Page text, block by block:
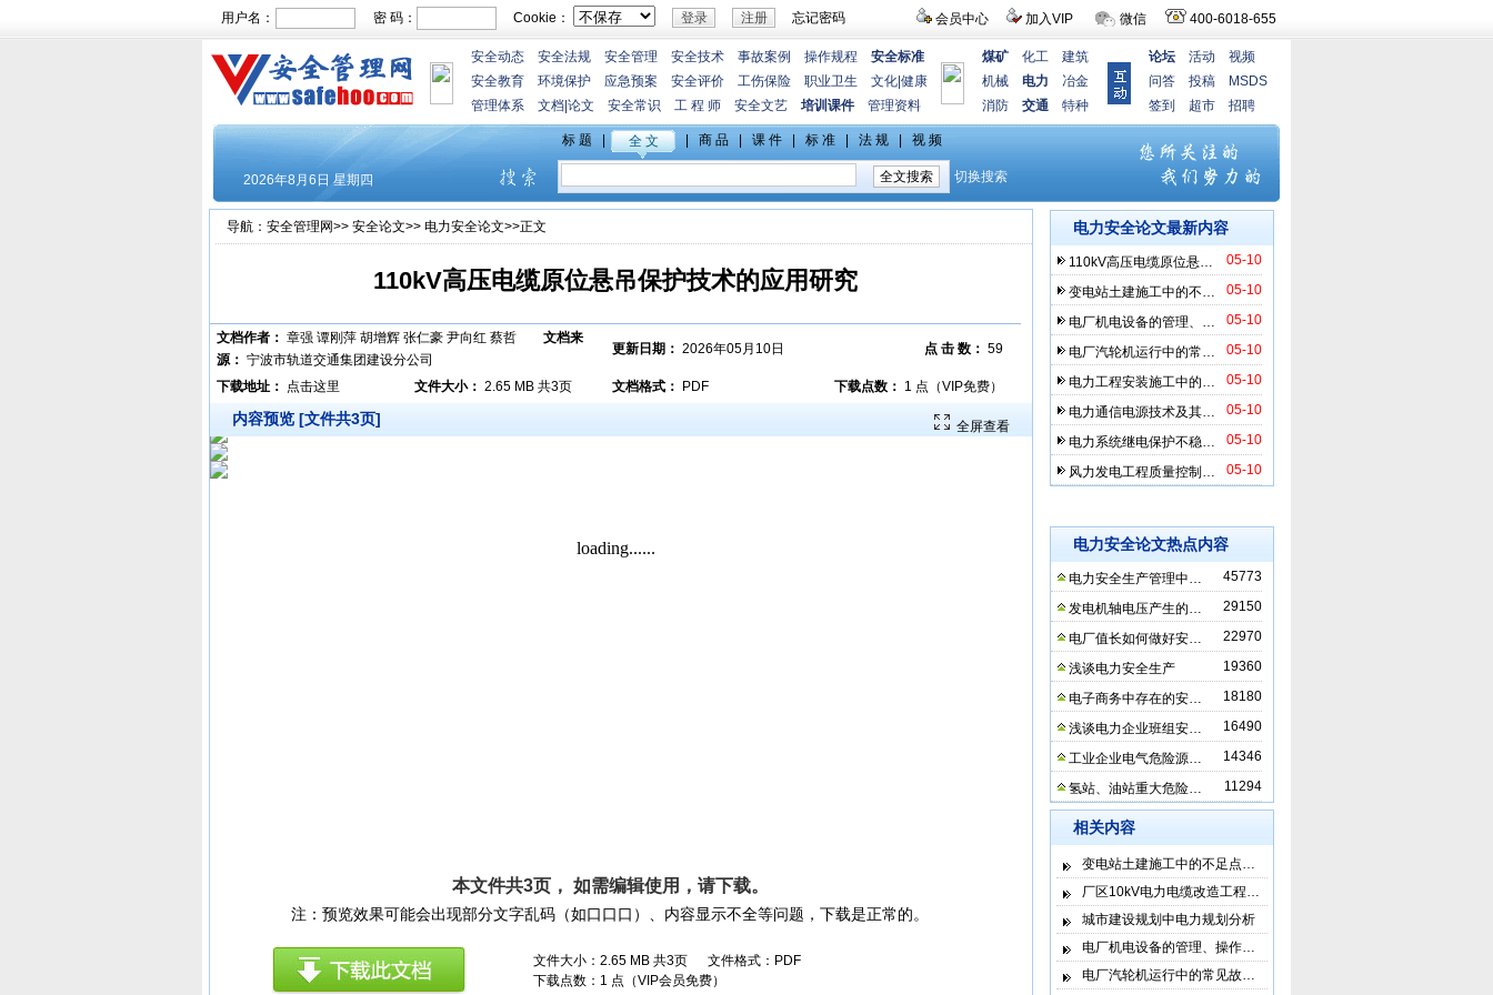
会员中心 加入VIP 微信 400-6018-655
用户名： 密 码： Cookie： 忘记密码
安全动态 安全法规 安全管理 安全技术 事故案例 操作规程
安全标准
安全教育
环境保护 应急预案 安全评价 工伤保险 职业卫生 文化 健康
管理体系
文档 论文 安全常识 工 程 师 安全文艺 培训课件 管理资料
煤矿 化工
建筑
机械
电力
冶金
消防
交通 特种
论坛 活动
视频
问答
投稿
MSDS
签到
超市 招聘
导航： 安全管理网>> 安全论文>> 电力安全论文>>正文
110kV高压电缆原位悬吊保护技术的应用研究
文档作者： 章强 谭刚萍 胡增辉 张仁豪 尹向红 蔡哲 文档来
源： 宁波市轨道交通集团建设分公司
更新日期： 2026年05月10日 点 击 数： 59
下载地址： 点击这里 文件大小： 2.65 MB 共3页 文档格式： PDF 下载点数： 1 点（VIP免费）
全屏查看
内容预览 [文件共3页]
本文件共3页， 如需编辑使用，请下载。
注：预览效果可能会出现部分文字乱码（如口口口）、内容显示不全等问题，下载是正常的。
文件大小：2.65 MB 共3页 文件格式：PDF
下载点数：1 点（VIP会员免费）
电力安全论文最新内容
05-10
110kV高压电缆原位悬…
05-10
变电站土建施工中的不…
05-10
电厂机电设备的管理、…
05-10
电厂汽轮机运行中的常…
05-10
电力工程安装施工中的…
05-10
电力通信电源技术及其…
05-10
电力系统继电保护不稳…
05-10
风力发电工程质量控制…
电力安全论文热点内容
45773
电力安全生产管理中…
29150
发电机轴电压产生的…
22970
电厂值长如何做好安…
19360
浅谈电力安全生产
18180
电子商务中存在的安…
16490
浅谈电力企业班组安…
14346
工业企业电气危险源…
11294
氢站、油站重大危险…
相关内容
变电站土建施工中的不足点…
厂区10kV电力电缆改造工程…
城市建设规划中电力规划分析
电厂机电设备的管理、操作…
电厂汽轮机运行中的常见故…